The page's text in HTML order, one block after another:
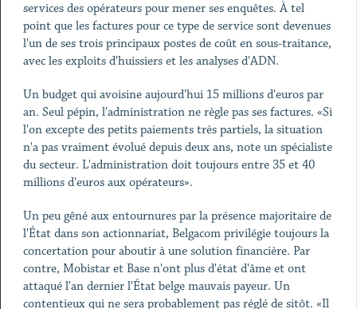
services des opérateurs pour mener ses enquêtes. À tel
point que les factures pour ce type de service sont devenues
l'un de ses trois principaux postes de coût en sous-traitance,
avec les exploits d'huissiers et les analyses d'ADN.
Un budget qui avoisine aujourd'hui 15 millions d'euros par
an. Seul pépin, l'administration ne règle pas ses factures. «Si
l'on excepte des petits paiements très partiels, la situation
n'a pas vraiment évolué depuis deux ans, note un spécialiste
du secteur. L'administration doit toujours entre 35 et 40
millions d'euros aux opérateurs».
Un peu gêné aux entournures par la présence majoritaire de
l'État dans son actionnariat, Belgacom privilégie toujours la
concertation pour aboutir à une solution financière. Par
contre, Mobistar et Base n'ont plus d'état d'âme et ont
attaqué l'an dernier l'État belge mauvais payeur. Un
contentieux qui ne sera probablement pas réglé de sitôt. «Il